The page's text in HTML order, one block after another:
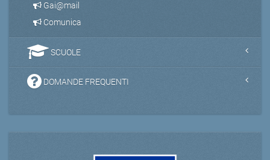
Gai@mail
Comunica
SCUOLE
DOMANDE FREQUENTI